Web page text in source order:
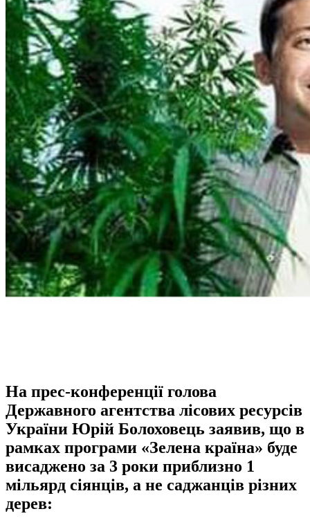
На прес-конференції голова
Державного агентства лісових ресурсів
України Юрій Болоховець заявив, що в
рамках програми «Зелена країна» буде
висаджено за 3 роки приблизно 1
мільярд сіянців, а не саджанців різних
дерев: